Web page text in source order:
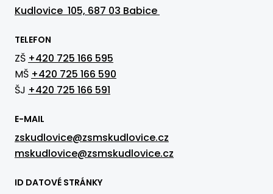
Kudlovice 105, 687 03 Babice
TELEFON
ZŠ+420 725 166 595
MŠ+420 725 166 590
ŠJ +420 725 166 591
E-MAIL
zskudlovice@zsmskudlovice.cz
mskudlovice@zsmskudlovice.cz
ID DATOVÉ STRÁNKY